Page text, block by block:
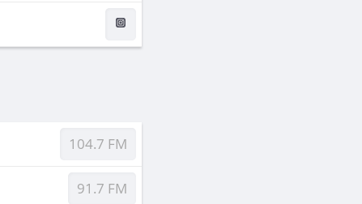
104.7 FM
91.7 FM